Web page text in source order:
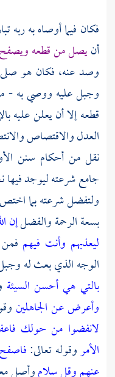
فكان فيما أوصاه به ربه
أنيصل من قطعه
وصد عنه، فكان هو
وجبل عليه ووصي به -
قطعه إلا أن يعلن عليه
العدل والاقتصاص
نقل من أحكام سنن
جامع شرعته ليوجد فيها
ولتفضل شرعته بما
بسعة الرحمة والفضلإن
ليعذبهم وأنت فيهم
الوجه الذي بعث له
بالتي هي أحسن السيئة
وأعرض عن الجاهلين
لانفضوا من حولك
الأمروقوله تعالى:
عنهم وقل سلاموأصل